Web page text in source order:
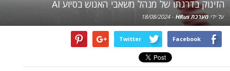
הזינוק בדרגתו של מנהל משאבי האנוש בסיוע AI
על ידי מערכת HRus -
18/08/2024
Facebook
Twitter